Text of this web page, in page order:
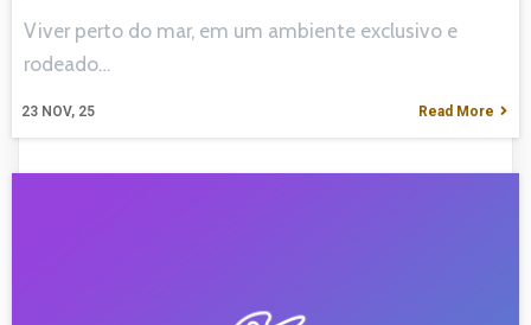
23 NOV, 25
Viver perto do mar, em um ambiente exclusivo e
rodeado…
Read More